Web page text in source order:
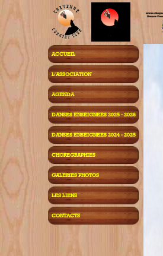
ACCUEIL
L'ASSOCIATION
AGENDA
DANSES ENSEIGNEES 2025 - 2026
DANSES ENSEIGNEES 2024 - 2025
CHOREGRAPHIES
GALERIES PHOTOS
LES LIENS
CONTACTS